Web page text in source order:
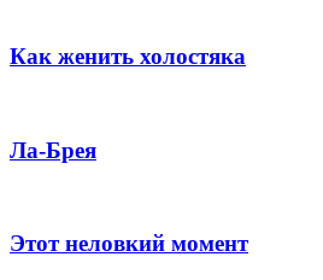
Как женить холостяка
Ла-Брея
Этот неловкий момент